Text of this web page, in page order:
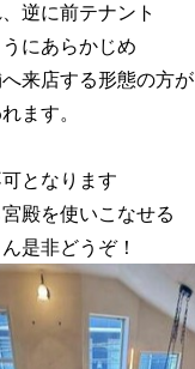
逆に前テナント
にあらかじめ
来店する形態の方が
ます。
となります
殿を使いこなせる
是非どうぞ！